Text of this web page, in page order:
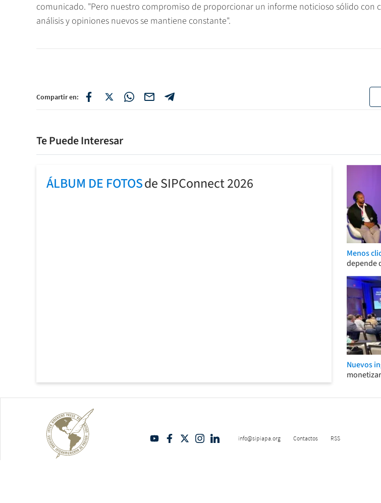
comunicado. "Pero nuestro compromiso de proporcionar un informe noticioso sólido con
análisis y opiniones nuevos se mantiene constante".
Compartir en:
Te Puede Interesar
ÁLBUM DE FOTOSde SIPConnect 2026
Menos
depende
Nuevos
info@sipiapa.org Contactos RSS